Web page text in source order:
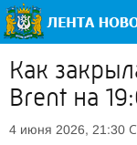
Как
Brent на
4 июня 2026, 21:30